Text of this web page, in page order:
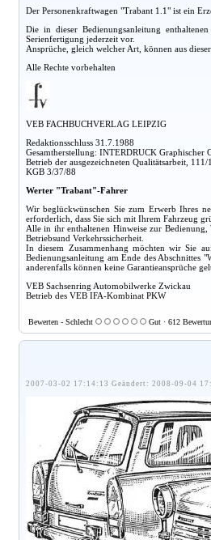
Der Personenkraftwagen "Trabant 1.1" ist ein
Die in dieser Bedienungsanleitung
Serienfertigung jederzeit vor.
Ansprüche, gleich welcher Art, können aus
Alle Rechte vorbehalten
VEB FACHBUCHVERLAG LEIPZIG
Redaktionsschluss 31.7.1988
Gesamtherstellung: INTERDRUCK Graphischer
Betrieb der ausgezeichneten Qualitätsarbeit, 111/
KGB 3/37/88
Werter "Trabant"-Fahrer
Wir beglückwünschen Sie zum Erwerb Ihres
erforderlich, dass Sie sich mit Ihrem Fahrzeug
Alle in ihr enthaltenen Hinweise zur
Betriebsund Verkehrssicherheit.
In diesem Zusammenhang möchten wir Sie
Bedienungsanleitung am Ende des Abschnittes
anderenfalls können keine Garantieansprüche
VEB Sachsenring Automobilwerke Zwickau
Betrieb des VEB IFA-Kombinat PKW
Bewerten - Schlecht Gut · 612
2007-03-02 17:14:13 Geändert: 2008-09-04